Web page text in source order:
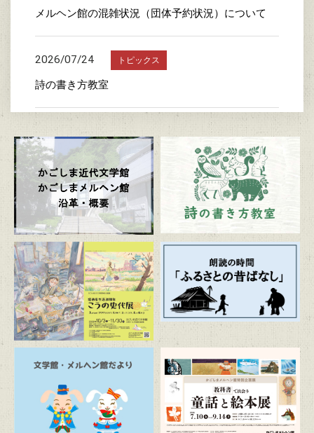
メルヘン館の混雑状況（団体予約状況）について
2026/07/24 トピックス
詩の書き方教室
2026/07/23
かごしま近代文学館特別企画展 「漫画家生活30周
年 こうの史代展 鳥がとび、ウサギもはねて、花
ゆれて、走ってこけて、長い道のり～かごしまスペ
シャルエディション～」
2026/07/20 トピックス
朗読の時間「ふるさとの昔ばなし」
2026/07/19 トピックス
駐車場および周辺道路混雑のお知らせ
2026/06/20 トピックス
「文学館・メルヘン館だより」(隔月発行)